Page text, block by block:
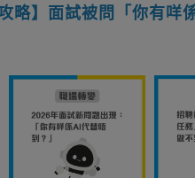
略】面試被問「你有咩